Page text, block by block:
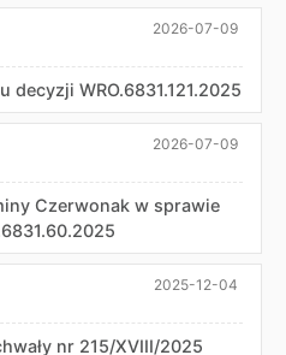
2026-07-09
WRO.6831.121.2025
2026-07-09
Czerwonak w sprawie
2025-12-04
nr 215/XVIII/2025